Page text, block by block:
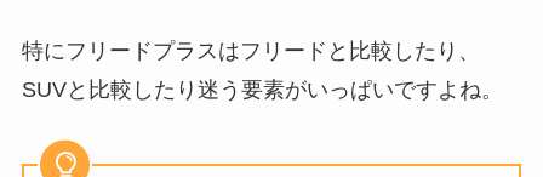
特にフリードプラスはフリードと比較したり、
SUVと比較したり迷う要素がいっぱいですよね。